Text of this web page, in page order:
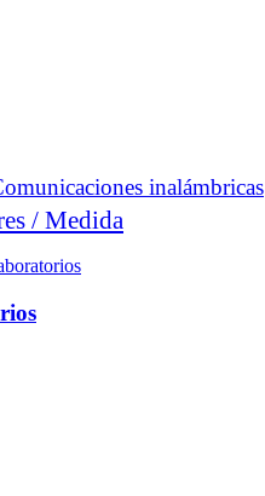
inalámbricas
/ Medida